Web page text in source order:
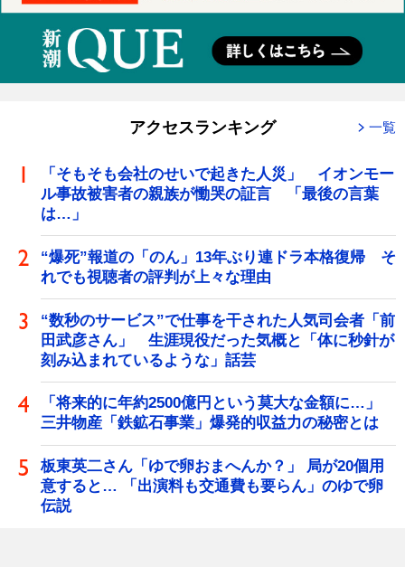
アクセスランキング 一覧
「そもそも会社のせいで起きた人災」 イオンモー
ル事故被害者の親族が慟哭の証言 「最後の言葉
は…」
“爆死”報道の「のん」13年ぶり連ドラ本格復帰 そ
れでも視聴者の評判が上々な理由
“数秒のサービス”で仕事を干された人気司会者「前
田武彦さん」 生涯現役だった気概と「体に秒針が
刻み込まれているような」話芸
「将来的に年約2500億円という莫大な金額に…」
三井物産「鉄鉱石事業」爆発的収益力の秘密とは
板東英二さん「ゆで卵おまへんか？」 局が20個用
意すると… 「出演料も交通費も要らん」のゆで卵
伝説